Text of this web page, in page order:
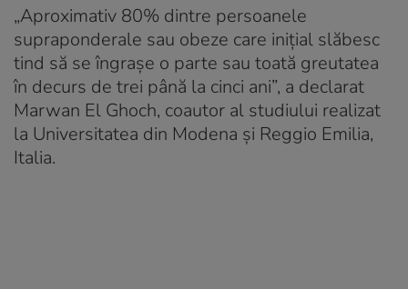
„Aproximativ 80% dintre persoanele
supraponderale sau obeze care inițial slăbesc
tind să se îngrașe o parte sau toată greutatea
în decurs de trei până la cinci ani”, a declarat
Marwan El Ghoch, coautor al studiului realizat
la Universitatea din Modena și Reggio Emilia,
Italia.